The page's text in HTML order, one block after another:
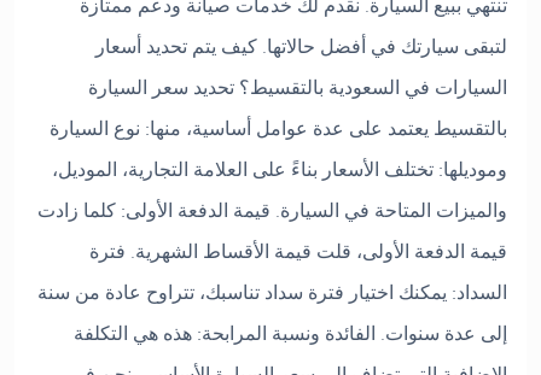
تنتهي ببيع السيارة. نقدم لك خدمات صيانة ودعم ممتازة
لتبقى سيارتك في أفضل حالاتها. كيف يتم تحديد أسعار
السيارات في السعودية بالتقسيط؟ تحديد سعر السيارة
بالتقسيط يعتمد على عدة عوامل أساسية، منها: نوع السيارة
وموديلها: تختلف الأسعار بناءً على العلامة التجارية، الموديل،
والميزات المتاحة في السيارة. قيمة الدفعة الأولى: كلما زادت
قيمة الدفعة الأولى، قلت قيمة الأقساط الشهرية. فترة
السداد: يمكنك اختيار فترة سداد تناسبك، تتراوح عادة من سنة
إلى عدة سنوات. الفائدة ونسبة المرابحة: هذه هي التكلفة